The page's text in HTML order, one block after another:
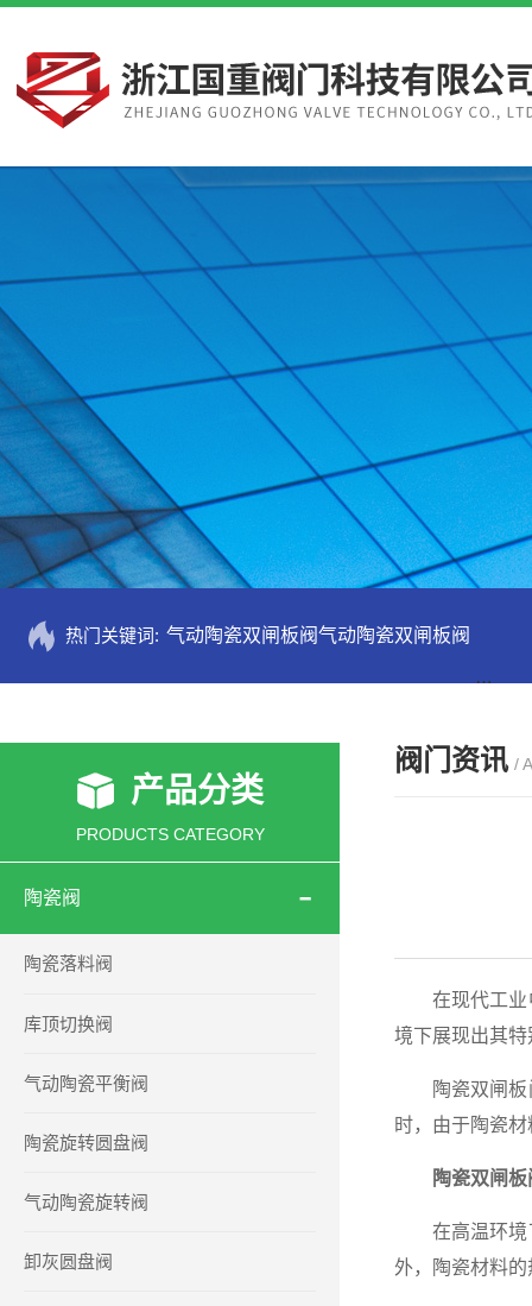
热门关键词: 气动陶瓷双闸板阀气动陶瓷双闸板阀
产品分类
PRODUCTS CATEGORY
陶瓷阀
陶瓷落料阀
库顶切换阀
气动陶瓷平衡阀
陶瓷旋转圆盘阀
气动陶瓷旋转阀
卸灰圆盘阀
阀门资讯 /
在现代工业中
境下展现出其
陶瓷双闸板阀
时，由于陶瓷
陶瓷双闸
在高温环境下
外，陶瓷材料